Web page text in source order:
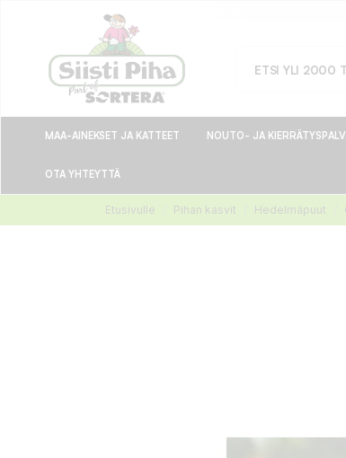
MAA-AINEKSET JA KATTEET NOUTO- JA
OTA YHTEYTTÄ
Etusivulle Pihan kasvit Hedelmäpuut